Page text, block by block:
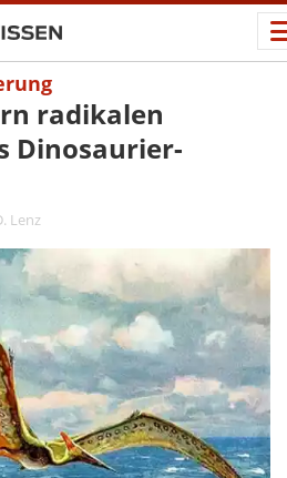
radikalen
Dinosaurier-
Lenz